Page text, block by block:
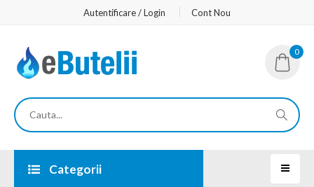
Autentificare / Login Cont Nou
0
Categorii